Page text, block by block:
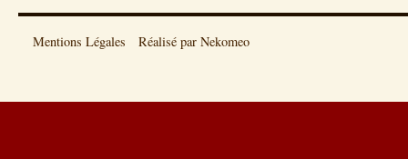
Mentions Légales Réalisé par Nekomeo